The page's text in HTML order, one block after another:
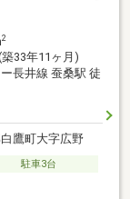
2
33年11ヶ月)
長井線 蚕桑駅 徒
鷹町大字広野
駐車3台